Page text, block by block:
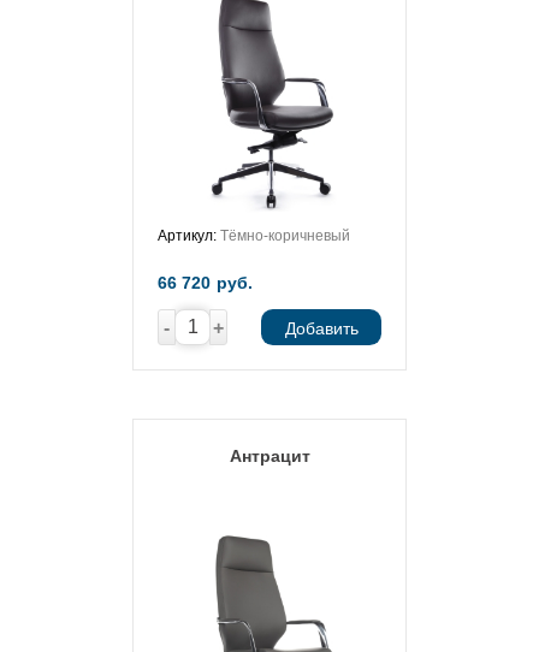
Артикул: Тёмно-коричневый
66 720 руб.
- + Добавить
Антрацит